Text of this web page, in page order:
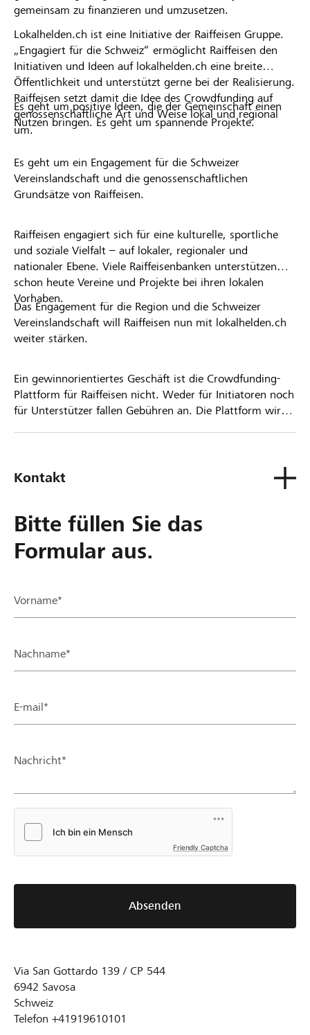
gemeinsam zu finanzieren und umzusetzen.
Lokalhelden.ch ist eine Initiative der Raiffeisen Gruppe.
„Engagiert für die Schweiz“ ermöglicht Raiffeisen den
Initiativen und Ideen auf lokalhelden.ch eine breite
Öffentlichkeit und unterstützt gerne bei der Realisierung.
Raiffeisen setzt damit die Idee des Crowdfunding auf
genossenschaftliche Art und Weise lokal und regional
um.
Es geht um positive Ideen, die der Gemeinschaft einen
Nutzen bringen. Es geht um spannende Projekte.
Es geht um ein Engagement für die Schweizer
Vereinslandschaft und die genossenschaftlichen
Grundsätze von Raiffeisen.
Raiffeisen engagiert sich für eine kulturelle, sportliche
und soziale Vielfalt – auf lokaler, regionaler und
nationaler Ebene. Viele Raiffeisenbanken unterstützen
schon heute Vereine und Projekte bei ihren lokalen
Vorhaben.
Das Engagement für die Region und die Schweizer
Vereinslandschaft will Raiffeisen nun mit lokalhelden.ch
weiter stärken.
Ein gewinnorientiertes Geschäft ist die Crowdfunding-
Plattform für Raiffeisen nicht. Weder für Initiatoren noch
für Unterstützer fallen Gebühren an. Die Plattform wird
Kontakt
Bitte füllen Sie das
Formular aus.
Vorname*
Nachname*
E-mail*
Nachricht*
Friendly Captcha
Absenden
Via San Gottardo 139 / CP 544
6942 Savosa
Schweiz
Telefon +41919610101